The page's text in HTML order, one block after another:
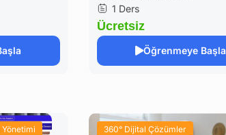
1 Ders
Ücretsiz
Öğrenmeye Başla
360° Dijital Çözümler